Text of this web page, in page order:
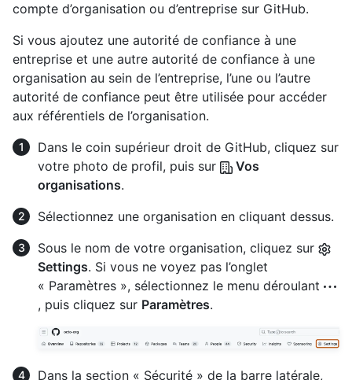
compte d’organisation ou d’entreprise sur GitHub.
Si vous ajoutez une autorité de confiance à une
entreprise et une autre autorité de confiance à une
organisation au sein de l’entreprise, l’une ou l’autre
autorité de confiance peut être utilisée pour accéder
aux référentiels de l’organisation.
Dans le coin supérieur droit de GitHub, cliquez sur
votre photo de profil, puis sur
Vos
organisations.
Sélectionnez une organisation en cliquant dessus.
Sous le nom de votre organisation, cliquez sur
Settings. Si vous ne voyez pas l’onglet
« Paramètres », sélectionnez le menu déroulant
, puis cliquez sur Paramètres.
Dans la section « Sécurité » de la barre latérale,